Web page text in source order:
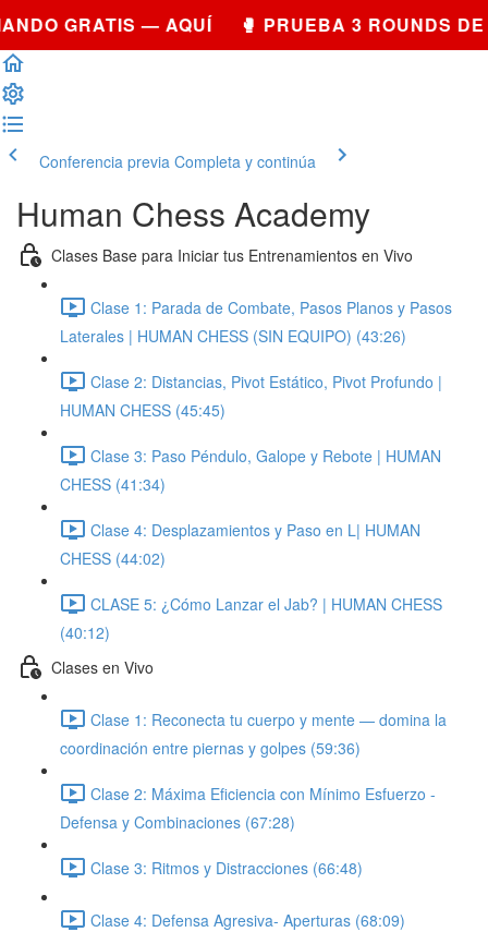
GRATIS — AQUÍ 🥊 PRUEBA 3 ROUNDS
Conferencia previa Completa y continúa
Human Chess Academy
Clases Base para Iniciar tus Entrenamientos en Vivo
Clase 1: Parada de Combate, Pasos Planos y Pasos
Laterales | HUMAN CHESS (SIN EQUIPO) (43:26)
Clase 2: Distancias, Pivot Estático, Pivot Profundo |
HUMAN CHESS (45:45)
Clase 3: Paso Péndulo, Galope y Rebote | HUMAN
CHESS (41:34)
Clase 4: Desplazamientos y Paso en L| HUMAN
CHESS (44:02)
CLASE 5: ¿Cómo Lanzar el Jab? | HUMAN CHESS
(40:12)
Clases en Vivo
Clase 1: Reconecta tu cuerpo y mente — domina la
coordinación entre piernas y golpes (59:36)
Clase 2: Máxima Eficiencia con Mínimo Esfuerzo -
Defensa y Combinaciones (67:28)
Clase 3: Ritmos y Distracciones (66:48)
Clase 4: Defensa Agresiva- Aperturas (68:09)